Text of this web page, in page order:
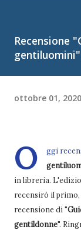
Recensione
ottobre 01, 2020
O ggi
in libreria.
recensirò il
recensione di "
gentildonne".